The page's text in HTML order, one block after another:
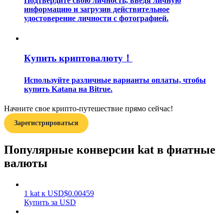
Узнайте, как оставаться прибыльным
Заработок
информацию и загрузив действительное
удостоверение личности с фотографией.
Купить криптовалюту！
Используйте различные варианты оплаты, чтобы
купить Katana на Bitrue.
Начните свое крипто-путешествие прямо сейчас!
Зарегистрироваться
Популярные конверсии kat в фиатные
валюты
1 kat к USD$0.00459
Купить за USD